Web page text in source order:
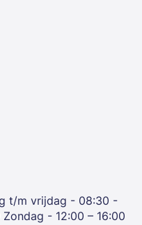
t/m vrijdag - 08:30 -
Zondag - 12:00 – 16:00